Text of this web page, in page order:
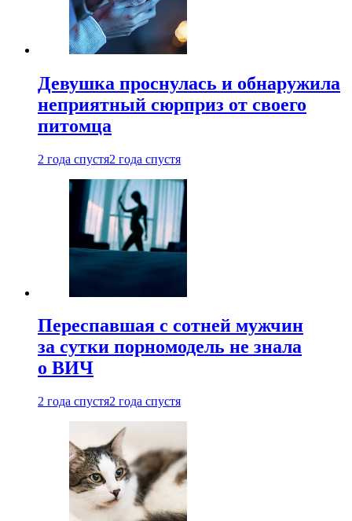
Девушка проснулась и обнаружила
неприятный сюрприз от своего
питомца
2 года спустя2 года спустя
Переспавшая с сотней мужчин
за сутки порномодель не знала
о ВИЧ
2 года спустя2 года спустя